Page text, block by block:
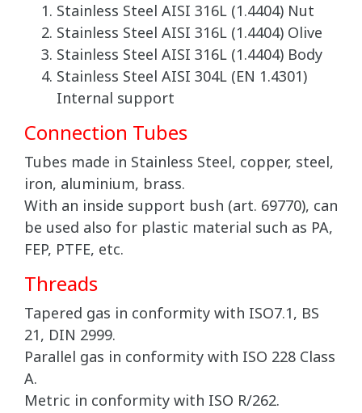
Stainless Steel AISI 316L (1.4404) Nut
Stainless Steel AISI 316L (1.4404) Olive
Stainless Steel AISI 316L (1.4404) Body
Stainless Steel AISI 304L (EN 1.4301)
Internal support
Connection Tubes
Tubes made in Stainless Steel, copper, steel,
iron, aluminium, brass.
With an inside support bush (art. 69770), can
be used also for plastic material such as PA,
FEP, PTFE, etc.
Threads
Tapered gas in conformity with ISO7.1, BS
21, DIN 2999.
Parallel gas in conformity with ISO 228 Class
A.
Metric in conformity with ISO R/262.